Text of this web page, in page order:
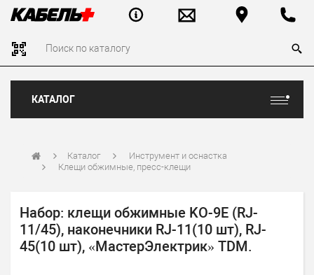
КАТАЛОГ
Каталог
Инструмент и оснастка
Клещи обжимные, пресс-клещи
Набор: клещи обжимные KO-9E (RJ-
11/45), наконечники RJ-11(10 шт), RJ-
45(10 шт), «МастерЭлектрик» TDM.